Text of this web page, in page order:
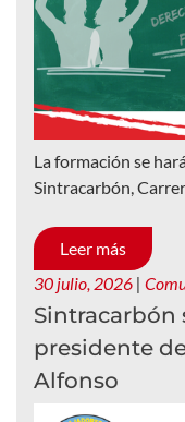
La formación se
Sintracarbón,
Leer más
30 julio, 2026 |
Sintracarbón
presidente
Alfonso